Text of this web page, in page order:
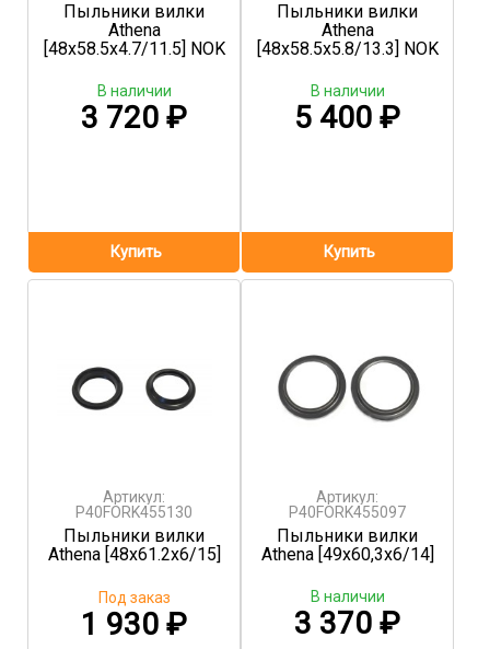
Пыльники вилки
Athena
[48x58.5x4.7/11.5] NOK
3 720 ₽
В наличии
Пыльники вилки
Athena
[48x58.5x5.8/13.3] NOK
5 400₽
В наличии
Артикул:
P40FORK455130
Пыльники вилки
Athena [48x61.2x6/15]
1 930 ₽
Под заказ
Артикул:
P40FORK455097
Пыльники вилки
Athena [49x60,3x6/14]
3 370₽
В наличии